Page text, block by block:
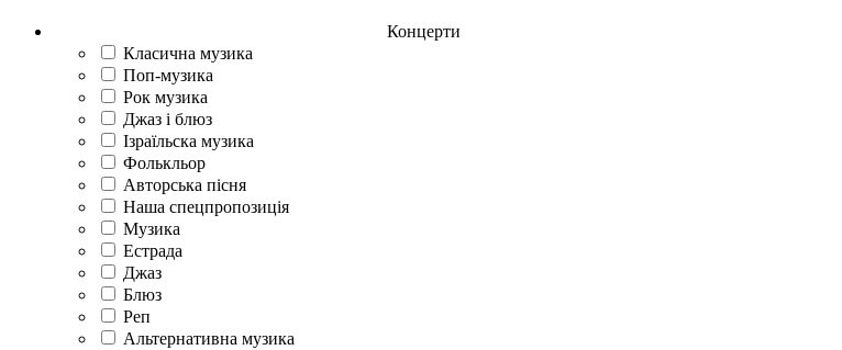
Концерти
Класична музика
Поп-музика
Рок музика
Джаз і блюз
Ізраїльска музика
Фолькльор
Авторська пісня
Наша спецпропозиція
Музика
Естрада
Джаз
Блюз
Реп
Альтернативна музика